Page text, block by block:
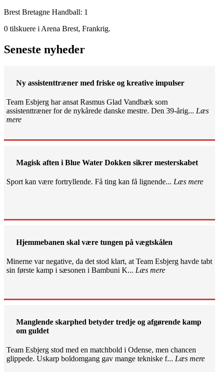
Brest Bretagne Handball: 1
0 tilskuere i Arena Brest, Frankrig.
Seneste nyheder
Ny assistenttræner med friske og kreative impulser
Team Esbjerg har ansat Rasmus Glad Vandbæk som
assistenttræner for de nykårede danske mestre. Den 39-årig... Læs
mere
Magisk aften i Blue Water Dokken sikrer mesterskabet
Sport kan være fortryllende. Få ting kan få lignende... Læs mere
Hjemmebanen skal være tungen på vægtskålen
Minerne var negative, da det stod klart, at Team Esbjerg havde tabt
sin første kamp i sæsonen i Bambuni K... Læs mere
Manglende skarphed betyder tredje og afgørende kamp
om guldet
Team Esbjerg stod med en matchbold i Odense, men chancen
glippede. Uskarp boldomgang gav mange tekniske f... Læs mere